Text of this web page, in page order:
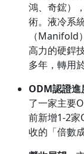
鴻、奇鋐）
術。液冷系
（Manifold
高力的硬銲
多年，轉用
ODM認證進
了一家主要
前新增1-2
收的「倍數